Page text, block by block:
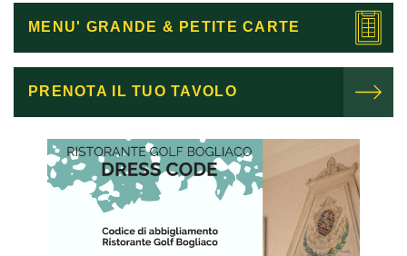
MENU' GRANDE & PETITE CARTE
PRENOTA IL TUO TAVOLO